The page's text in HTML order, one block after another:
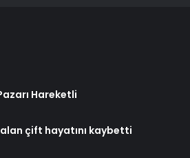
Hareketli
çift hayatını kaybetti